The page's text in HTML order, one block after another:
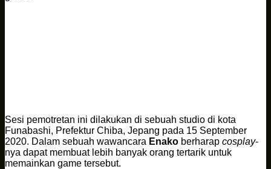
Sesi pemotretan ini dilakukan di sebuah studio di kota
Funabashi, Prefektur Chiba, Jepang pada 15 September
2020. Dalam sebuah wawancara Enako berharap cosplay-
nya dapat membuat lebih banyak orang tertarik untuk
memainkan game tersebut.